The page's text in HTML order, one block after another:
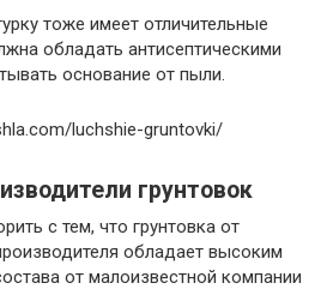
тоже имеет отличительные
обладать антисептическими
основание от пыли.
luchshie-gruntovki/
грунтовок
с тем, что грунтовка от
обладает высоким
от малоизвестной компании